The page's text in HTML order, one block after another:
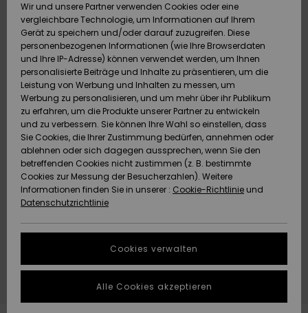
Schuhe&
Flip-Flops
Surf
Snow
Brandneu
Highlights
Schuhe&
Flip-Flops
Surf
Snow
Brandneu
Highlights
Highlights
Snow
SURF
Highlights
Community
SNOW
Snow Shop
Damen
Highlights
Community
DOPPELTER
RABATT
Outlet
Frauen
HILFE & KONTAKT
Retouren
Bezahlung
Geschenkkarte
Quiksilver
Freedom
Datenschutz
Starten Sie eine
um die
schnellste
Antwort auf Ihre
NACHHALTIGKEIT
SHOPS
QUIKSILVER APP
WUNSCHLISTE
Wir und unsere Partner verwenden Cookies oder eine
vergleichbare Technologie, um Informationen auf Ihrem
Gerät zu speichern und/oder darauf zuzugreifen. Diese
personenbezogenen Informationen (wie Ihre Browserdaten
und Ihre IP-Adresse) können verwendet werden, um Ihnen
personalisierte Beiträge und Inhalte zu präsentieren, um die
Leistung von Werbung und Inhalten zu messen, um
Werbung zu personalisieren, und um mehr über ihr Publikum
zu erfahren, um die Produkte unserer Partner zu entwickeln
und zu verbessern. Sie können Ihre Wahl so einstellen, dass
Sie Cookies, die Ihrer Zustimmung bedürfen, annehmen oder
ablehnen oder sich dagegen aussprechen, wenn Sie den
betreffenden Cookies nicht zustimmen (z. B. bestimmte
Cookies zur Messung der Besucherzahlen). Weitere
Informationen finden Sie in unserer : Cookie-Richtlinie und
Datenschutzrichtlinie
Cookies verwalten
Alle Cookies akzeptieren